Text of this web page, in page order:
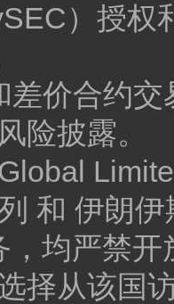
）授权
差价合约
险披露。
和 伊朗
，均严禁
择从该国